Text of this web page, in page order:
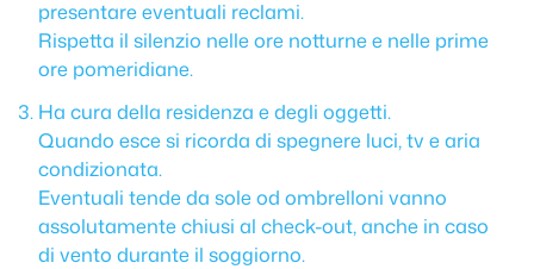
presentare eventuali reclami.
Rispetta il silenzio nelle ore notturne e nelle prime
ore pomeridiane.
Ha cura della residenza e degli oggetti.
Quando esce si ricorda di spegnere luci, tv e aria
condizionata.
Eventuali tende da sole od ombrelloni vanno
assolutamente chiusi al check-out, anche in caso
di vento durante il soggiorno.